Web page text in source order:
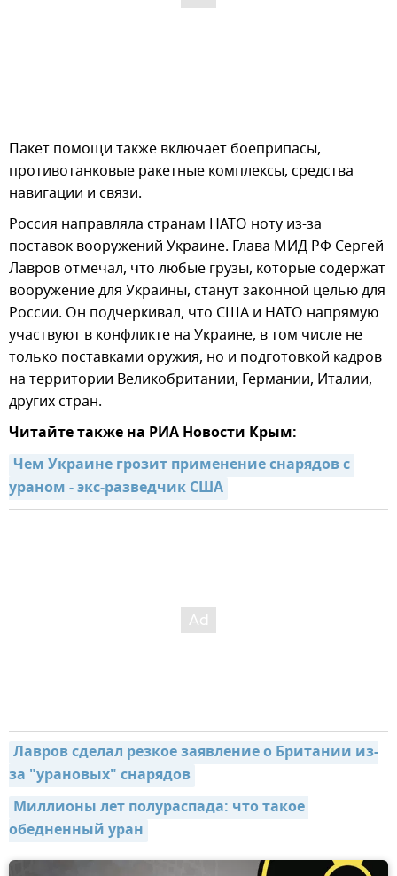
Пакет помощи также включает боеприпасы,
противотанковые ракетные комплексы, средства
навигации и связи.
Россия направляла странам НАТО ноту из-за
поставок вооружений Украине. Глава МИД РФ Сергей
Лавров отмечал, что любые грузы, которые содержат
вооружение для Украины, станут законной целью для
России. Он подчеркивал, что США и НАТО напрямую
участвуют в конфликте на Украине, в том числе не
только поставками оружия, но и подготовкой кадров
на территории Великобритании, Германии, Италии,
других стран.
Читайте также на РИА Новости Крым:
Чем Украине грозит применение снарядов с
ураном - экс-разведчик США
Лавров сделал резкое заявление о Британии из-
за "урановых" снарядов
Миллионы лет полураспада: что такое
обедненный уран